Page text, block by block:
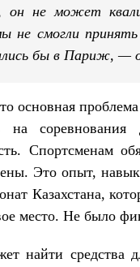
он не может
не смогли
бы в Париж, —
основная
на
Спортсменам
Это опыт,
Казахстана,
место. Не было
найти средства